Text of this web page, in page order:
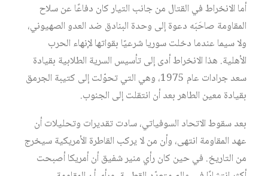
أما الانخراط في القتال من جانب التيار كان دفاعًا عن سلاح
المقاومة صاحَبَه دعوة إلى وحدة البنادق ضد العدو الصهيوني،
ولا سيما عندما دخلت سوريا شرعيًا بقواتها لإنهاء الحرب
الأهلية. هذا الانخراط أدى إلى تأسيس السرية الطلابية بقيادة
سعد جرادات عام 1975، وهي التي تحوّلت إلى كتيبة الجرمق
بقيادة معين الطاهر بعد أن انتقلت إلى الجنوب.
بعد سقوط الاتحاد السوفياتي، سادت تقديرات وتحليلات أن
عهد المقاومة انتهى، وأن من لا يركب القاطرة الأمريكية سيخرج
من التاريخ. في حين كان رأي منير شفيق أن أمريكا أصبحت